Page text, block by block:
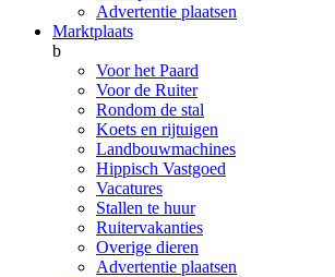
Advertentie plaatsen
Marktplaats
b
Voor het Paard
Voor de Ruiter
Rondom de stal
Koets en rijtuigen
Landbouwmachines
Hippisch Vastgoed
Vacatures
Stallen te huur
Ruitervakanties
Overige dieren
Advertentie plaatsen